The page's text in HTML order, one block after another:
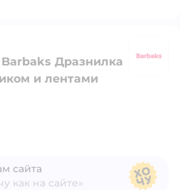
Дразнилка
и лентами
сайта
как на сайте»